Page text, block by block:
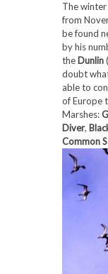
The
from
be found
by his
the Dunlin
doubt
able to
of Europe
Marshes:
Diver,
Common